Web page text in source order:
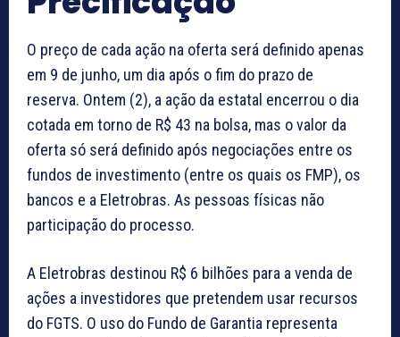
O preço de cada ação na oferta será definido apenas
em 9 de junho, um dia após o fim do prazo de
reserva. Ontem (2), a ação da estatal encerrou o dia
cotada em torno de R$ 43 na bolsa, mas o valor da
oferta só será definido após negociações entre os
fundos de investimento (entre os quais os FMP), os
bancos e a Eletrobras. As pessoas físicas não
participação do processo.
A Eletrobras destinou R$ 6 bilhões para a venda de
ações a investidores que pretendem usar recursos
do FGTS. O uso do Fundo de Garantia representa